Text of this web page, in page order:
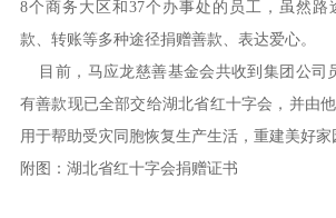
8个商务大区和37个办事处的员工，虽然路
款、转账等多种途径捐赠善款、表达爱心。
目前，马应龙慈善基金会共收到集团公司
有善款现已全部交给湖北省红十字会，并由
用于帮助受灾同胞恢复生产生活，重建美好家
附图：湖北省红十字会捐赠证书